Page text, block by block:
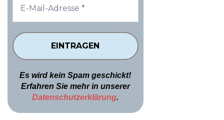
Es wird kein Spam geschickt!
Erfahren Sie mehr in unserer
Datenschutzerklärung.